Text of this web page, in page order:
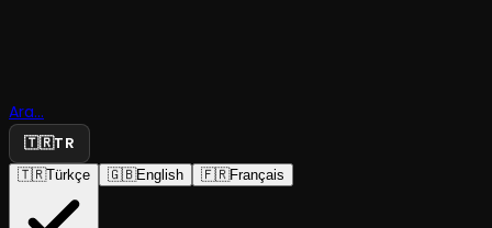
Ara...
🇹🇷TR
🇹🇷Türkçe 🇬🇧English 🇫🇷Français